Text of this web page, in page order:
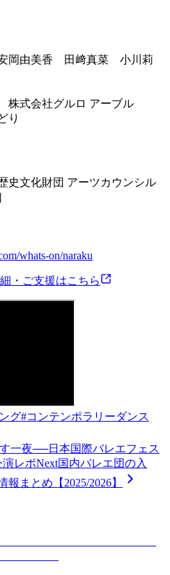
岡由美香 田﨑真菜 小川莉
株式会社グルロ アーブル
り
史文化財団 アーツカウンシル
whats-on/naraku
・ご支援はこちら
グ#コンテンポラリーダンス
一夜──日本国際バレエフェス
レポNext国内バレエ団の入
まとめ【2025/2026】